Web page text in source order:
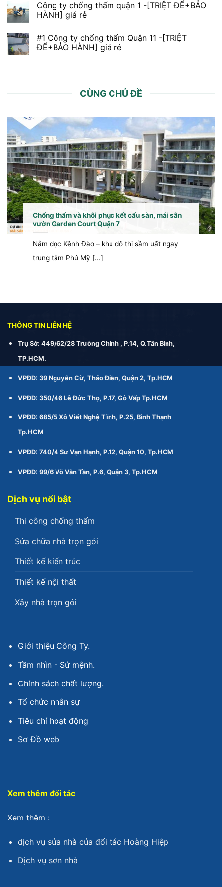
Công ty chống thấm quận 1 -[TRIỆT ĐỂ+BẢO
HÀNH] giá rẻ
#1 Công ty chống thấm Quận 11 -[TRIỆT
ĐỂ+BẢO HÀNH] giá rẻ
CÙNG CHỦ ĐỀ
Chống thấm và khôi phục kết cấu sàn, mái sân
vườn Garden Court Quận 7
Nằm dọc Kênh Đào – khu đô thị sầm uất ngay
trung tâm Phú Mỹ [...]
THÔNG TIN LIÊN HỆ
Trụ Sở: 449/62/28 Trường Chinh , P.14, Q.Tân Bình,
TP.HCM.
VPĐD: 39 Nguyễn Cừ, Thảo Điền, Quận 2, Tp.HCM
VPĐD: 350/46 Lê Đức Thọ, P.17, Gò Vấp Tp.HCM
VPĐD: 685/5 Xô Viết Nghệ Tĩnh, P.25, Bình Thạnh
Tp.HCM
VPĐD: 740/4 Sư Vạn Hạnh, P.12, Quận 10, Tp.HCM
VPĐD: 99/6 Võ Văn Tần, P.6, Quận 3, Tp.HCM
Dịch vụ nổi bật
Thi công chống thấm
Sửa chữa nhà trọn gói
Thiết kế kiến trúc
Thiết kế nội thất
Xây nhà trọn gói
Giới thiệu Công Ty.
Tầm nhìn - Sứ mệnh.
Chính sách chất lượng.
Tổ chức nhân sự
Tiêu chí hoạt động
Sơ Đồ web
Xem thêm đối tác
Xem thêm :
dịch vụ sửa nhà của đối tác Hoàng Hiệp
Dịch vụ sơn nhà